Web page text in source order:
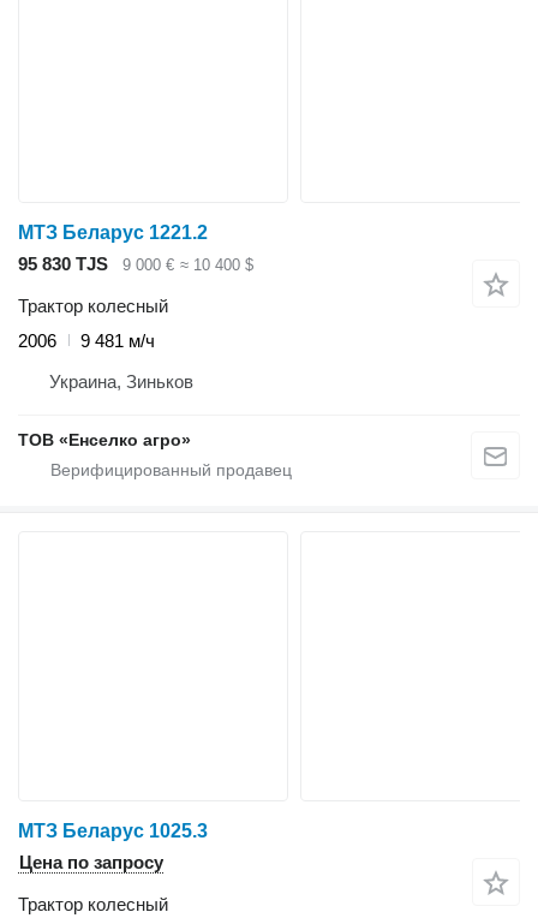
МТЗ Беларус 1221.2
95 830 TJS
9 000 € ≈ 10 400 $
Трактор колесный
2006
9 481 м/ч
Украина, Зиньков
ТОВ «Енселко агро»
МТЗ Беларус 1025.3
Цена по запросу
Трактор колесный